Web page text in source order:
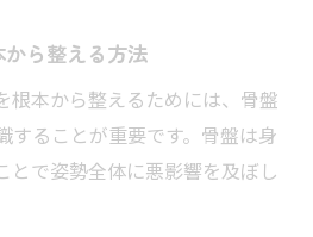
ら整える方法
根本から整えるためには、骨盤
することが重要です。骨盤は身
とで姿勢全体に悪影響を及ぼし